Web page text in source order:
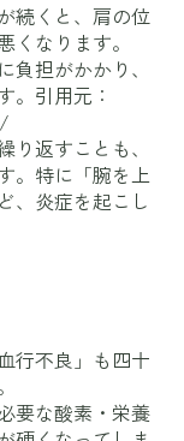
続くと、肩の位
なります。
担がかかり、
。引用元：
返すことも、
。特に「腕を上
、炎症を起こし
行不良」も四十
要な酸素・栄養